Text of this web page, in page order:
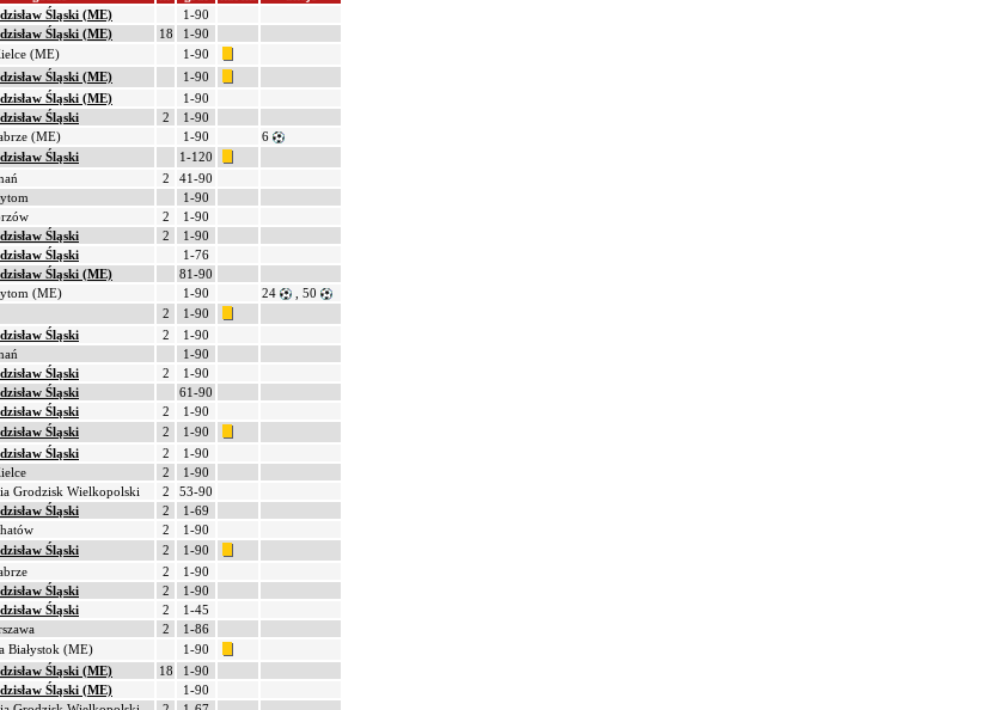
Śląski (ME)
1-90
Śląski (ME) 18
1-90
(ME)
1-90
Śląski (ME)
1-90
Śląski (ME)
1-90
Śląski 2
1-90
(ME) 1-90
6
Śląski
1-120
2
41-90
1-90
2
1-90
Śląski 2
1-90
Śląski
1-76
Śląski (ME)
81-90
(ME) 1-90 24
, 50
2
1-90
Śląski 2
1-90
1-90
Śląski 2
1-90
Śląski
61-90
Śląski 2
1-90
Śląski 2
1-90
Śląski 2
1-90
2
1-90
Grodzisk Wielkopolski 2
53-90
Śląski 2
1-69
2
1-90
Śląski 2
1-90
2
1-90
Śląski 2
1-90
Śląski 2
1-45
2
1-86
Białystok (ME)
1-90
Śląski (ME) 18
1-90
Śląski (ME)
1-90